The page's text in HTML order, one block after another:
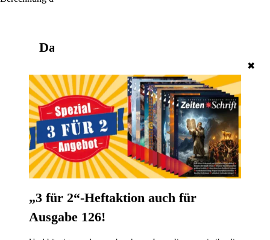
Das könnte Sie auch interessieren
✖
„3 für 2“-Heftaktion auch für
Ausgabe 126!